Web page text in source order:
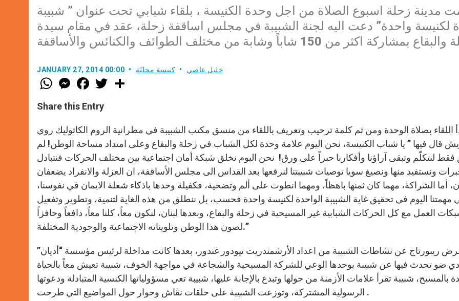
مدينة زحلة اسبوع الصلاة من اجل وحدة الكنيسة ، بلقاء شبابي تحت عنوان ” شبيبة
لكنيسة واحدة” دعت اليه لجنة الشبيبة في مجلس اساقفة زحلة، عقد في مقام سيدة
JANUARY 27, 2014 00:00 خليل عاصي كنيسة محليّة
W
h
t
s
p
p
M
e
s
e
g
e
r
F
a
e
b
o
k
w
r
Share this Entry
اللقاء بصلاة الوحدة ومن ثم كلمة ترحيب وتعريف باللقاء من منسق مكتب الشبيبة في مطرانية الروم الكاثوليك روي
قال فيها ” يا شباب الكنيسة، نحن اليوم علامة وحدة لكل الشباب في زحلة والبقاع وعلى امتداد مساحة الوطن! لم
فقط لنتكلّم وتبقى آراؤنا وأفكارنا حبراً على ورق! نحن اليوم نخلق شبكة أمان اجتماعية بين مختلف الحركات فنتبادل
ونستفيد منها ونصيغ سويا توصيات شبيبتنا لنرفعها بعد القداس الى مجلس الأساقفة، ان العزلة والانفراد يضعفان
أما الشراكة، مهما كان ثمنها باهظاً، ومهما انطوت على ألم وتضحية، فكفيلة وحدها باذكاء شعلة الايمان في نفوسنا،
مهمتنا اليوم في تحقيق غاية الشبيبة الواحدة لكنيسة واحدة فحسب، بل ننطلق من هذه الغاية لتنمية، وتطوير وتفعيل
العمل مع كل الحركات الشبابية غير المسيحية في زحلة والبقاع، وبعدها لبنان، لنكون معاً، كلنا معاً، دافعاً وحافزاً
لصون هذا الوطن وتلويناته الاجتماعية والوجودية المختلفة.”
ريبورتاج عن نشاطات الشبيبة من اعداد الأرشمندريت تيودور غندور، بعدها كانت مداخلة لرئيس مؤسسة “أديان”
ضو تحدث فيها عن شبيبة يوحدها الوعي للشركة المسيحية والشجاعة في مواجهة الخوف، شبيبة تعيش معاً بالحياة
بالمسيح، شبيبة تقرأ علامات الأزمنة من حولها وتبدع بالإجابة عليها، شبيبة تعي مسؤولياتها الكنسية المتبادلة ودعوتها
الرسولية المشتركة، وتوزعت الشبيبة على حلقات نقاش وحوار حول المواضيع التي طرحت .